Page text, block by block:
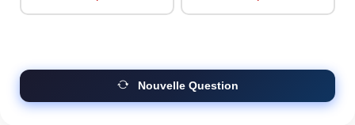
Nouvelle Question